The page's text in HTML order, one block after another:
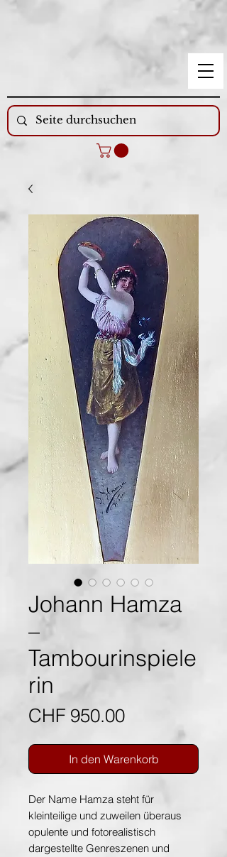
Johann Hamza
–
Tambourinspiele
rin
CHF 950.00Preis
In den Warenkorb
Der Name Hamza steht für
kleinteilige und zuweilen überaus
opulente und fotorealistisch
dargestellte Genreszenen und